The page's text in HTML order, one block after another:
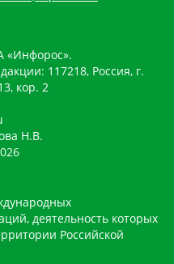
«Инфорос».
117218, Россия, г.
кор. 2
Н.В.
деятельность которых
Российской